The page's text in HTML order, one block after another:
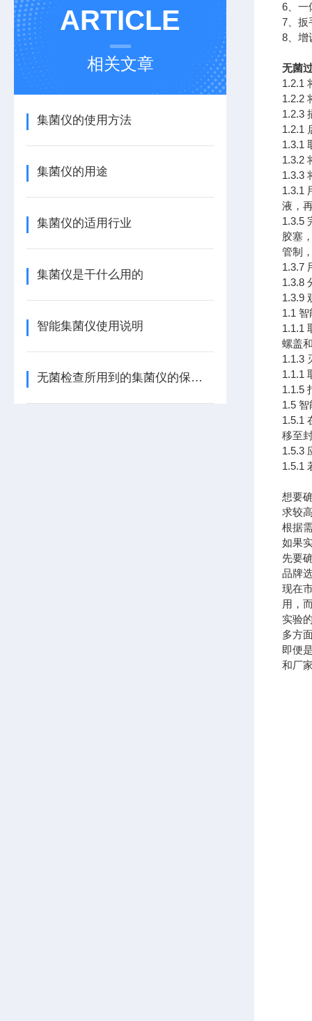
ARTICLE
相关文章
集菌仪的使用方法
集菌仪的用途
集菌仪的适用行业
集菌仪是干什么用的
智能集菌仪使用说明
无菌检查所用到的集菌仪的保养手册
6、一
7、扳
8、增
无菌
1.2.1
1.2.2
1.2.3
1.2.1
1.3.1
1.3.2
1.3.3
1.3.1
液，
1.3.5
胶塞
管制
1.3.7
1.3.8
1.3.9
1.1
1.1.1
螺盖
1.1.3
1.1.1
1.1.5
1.5
1.5.1
移至
1.5.3
1.5.1
想要
求较
根据
如果
先要
品牌
现在
用，
实验
多方
即便
和厂